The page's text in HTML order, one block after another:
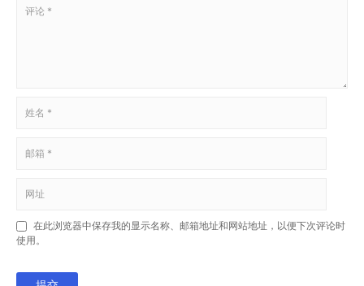
在此浏览器中保存我的显示名称、邮箱地址和网站地址，以便下次评论时
使用。